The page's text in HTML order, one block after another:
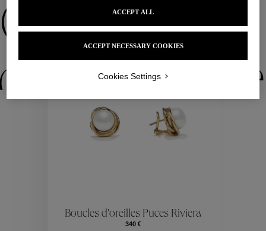
Collections
Collections
Boucles d'oreilles Puces Riviera
340 €
ACCEPT NECESSARY COOKIES
ACCEPT ALL
Cookies Settings